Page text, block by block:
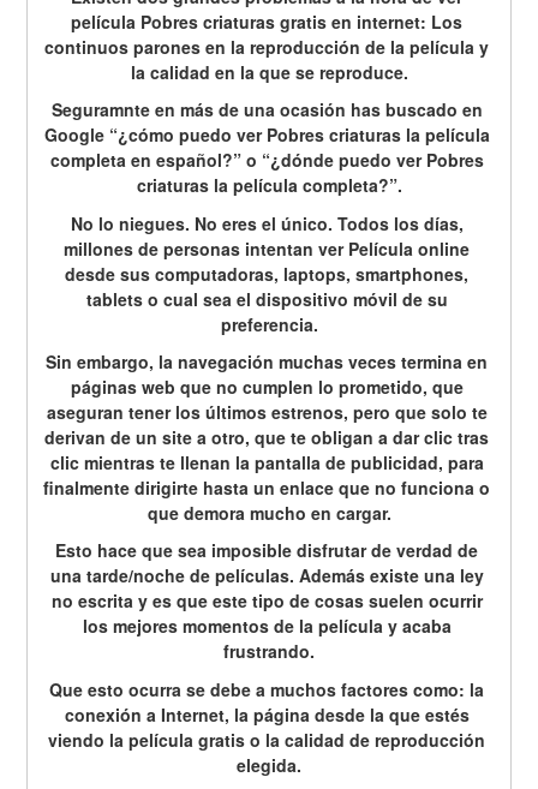
película Pobres criaturas gratis en internet: Los
continuos parones en la reproducción de la película y
la calidad en la que se reproduce.
Seguramnte en más de una ocasión has buscado en
Google “¿cómo puedo ver Pobres criaturas la película
completa en español?” o “¿dónde puedo ver Pobres
criaturas la película completa?”.
No lo niegues. No eres el único. Todos los días,
millones de personas intentan ver Película online
desde sus computadoras, laptops, smartphones,
tablets o cual sea el dispositivo móvil de su
preferencia.
Sin embargo, la navegación muchas veces termina en
páginas web que no cumplen lo prometido, que
aseguran tener los últimos estrenos, pero que solo te
derivan de un site a otro, que te obligan a dar clic tras
clic mientras te llenan la pantalla de publicidad, para
finalmente dirigirte hasta un enlace que no funciona o
que demora mucho en cargar.
Esto hace que sea imposible disfrutar de verdad de
una tarde/noche de películas. Además existe una ley
no escrita y es que este tipo de cosas suelen ocurrir
los mejores momentos de la película y acaba
frustrando.
Que esto ocurra se debe a muchos factores como: la
conexión a Internet, la página desde la que estés
viendo la película gratis o la calidad de reproducción
elegida.